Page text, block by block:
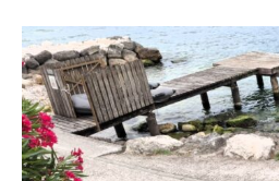
A
b
b